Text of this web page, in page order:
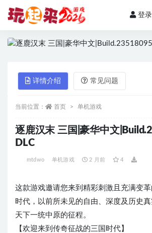
登录
详情介绍 常见问题
当前位置： 首页 单机游戏
逐鹿汉末 三国|豪华中文
DLC
mtdwo 单机游戏 2 月前 4
这款游戏邀请您来到精彩刺激且充满变
时代，以前所未见的自由、深度及历史
天下一统中原的征程。
【欢迎来到传奇征战的三国时代】